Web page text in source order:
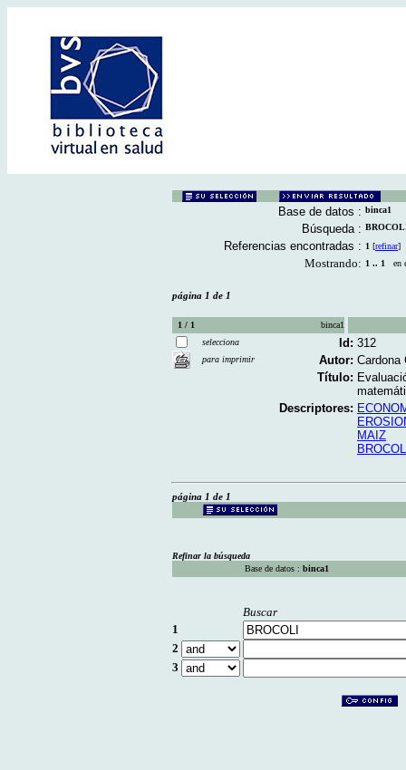
Base de datos : binca1
Búsqueda :
Referencias encontradas : 1 [refinar]
Mostrando: 1 .. 1 en
página 1 de 1
1 / 1
binca1
selecciona
para imprimir
Id: 312
Autor: Cardona
Título:
Descriptores:
MAIZ
página 1 de 1
Refinar la búsqueda
Base de datos : binca1
Buscar
1
2
3